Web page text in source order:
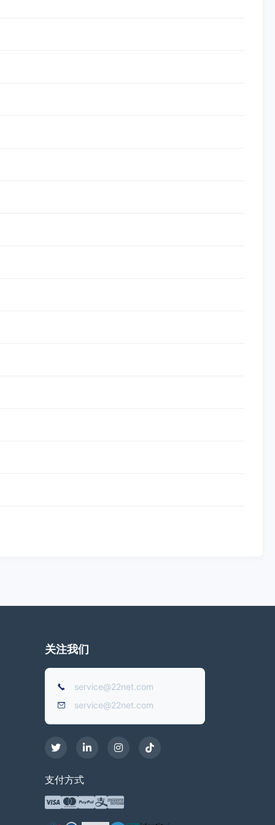
关注我们
service@22net.com
service@22net.com
支付方式